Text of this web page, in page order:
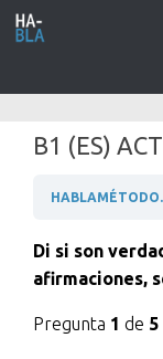
Saltar al
B1 (ES)
Di si son
afirmaciones,
Pregunta 1 de 5